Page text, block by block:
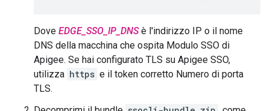
Dove EDGE_SSO_IP_DNSè l'indirizzo IP o il nome
DNS della macchina che ospita Modulo SSO di
Apigee. Se hai configurato TLS su Apigee SSO,
utilizza https e il token corretto Numero di porta
TLS.